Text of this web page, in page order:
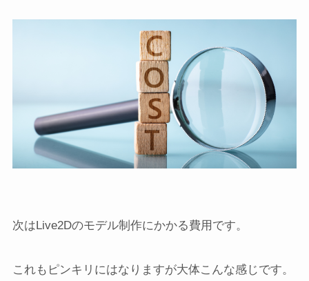
次はLive2Dのモデル制作にかかる費用です。
これもピンキリにはなりますが大体こんな感じです。